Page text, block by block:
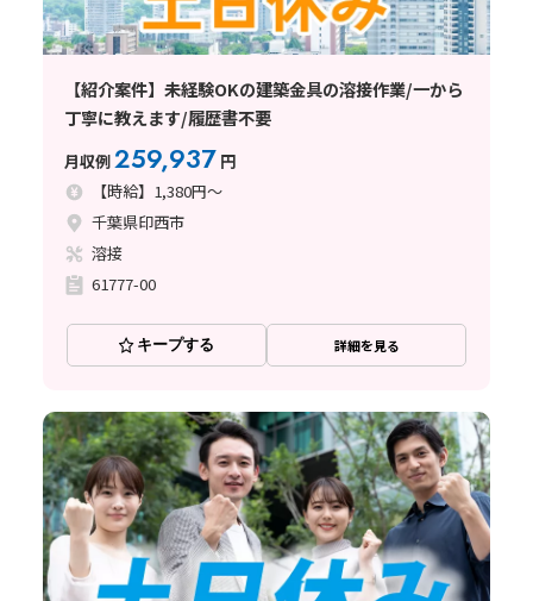
【紹介案件】未経験OKの建築金具の溶接作業/一から
丁寧に教えます/履歴書不要
月収例259,937 円
【時給】1,380円～
千葉県印西市
溶接
61777-00
キープする 詳細を見る